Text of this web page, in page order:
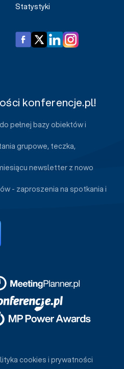
Statystyki
konferencje.pl!
pełnej bazy obiektów i
grupowe, teczka,
newsletter z nowo
- zaproszenia na spotkania i
cookies i prywatności